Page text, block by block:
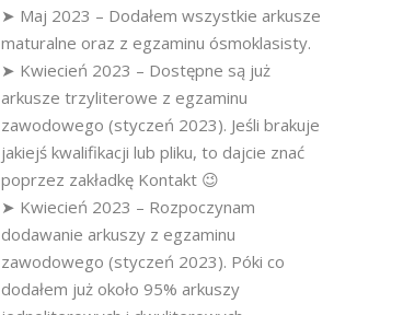
➤ Maj 2023 – Dodałem wszystkie arkusze
maturalne oraz z egzaminu ósmoklasisty.
➤ Kwiecień 2023 – Dostępne są już
arkusze trzyliterowe z egzaminu
zawodowego (styczeń 2023). Jeśli brakuje
jakiejś kwalifikacji lub pliku, to dajcie znać
poprzez zakładkę Kontakt 😉
➤ Kwiecień 2023 – Rozpoczynam
dodawanie arkuszy z egzaminu
zawodowego (styczeń 2023). Póki co
dodałem już około 95% arkuszy